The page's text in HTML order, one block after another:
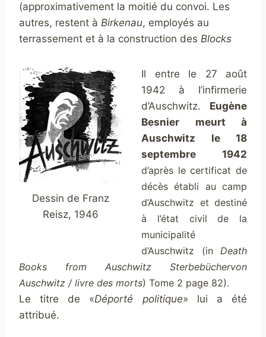
(approximativement la moitié du convoi. Les
autres, restent à Birkenau, employés au
terrassement et à la construction des Blocks
Dessin de Franz
Reisz, 1946
Il entre le 27 août
1942 à l’infirmerie
d’Auschwitz. Eugène
Besnier meurt à
Auschwitz le 18
septembre 1942
d’après le certificat de
décès établi au camp
d’Auschwitz et destiné
à l’état civil de la
municipalité
d’Auschwitz (in Death
Books from Auschwitz Sterbebüchervon
Auschwitz / livre des morts) Tome 2 page 82).
Le titre de «Déporté politique» lui a été
attribué.